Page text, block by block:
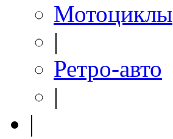
Мотоциклы
|
Ретро-авто
|
|